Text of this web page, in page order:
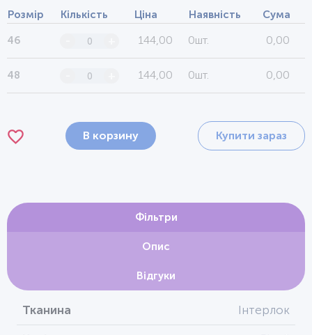
Розмір Кількість Ціна Наявність Сума
46 144,00 0шт. 0,00
48 144,00 0шт. 0,00
В корзину Купити зараз
Фільтри
Опис
Відгуки
Тканина Інтерлок